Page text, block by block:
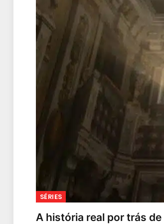
SÉRIES
A história real por trás